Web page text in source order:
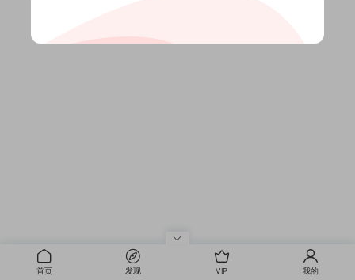
首页 发现 VIP 我的